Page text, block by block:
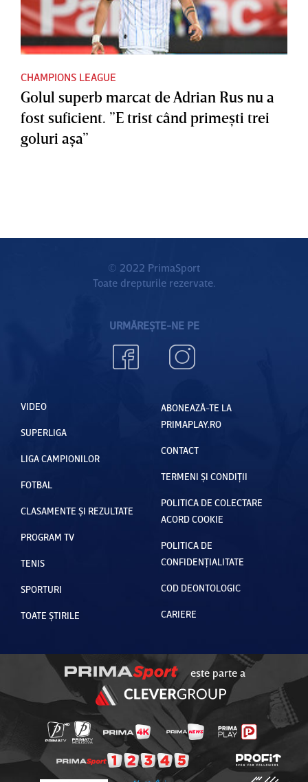
CHAMPIONS LEAGUE
Golul superb marcat de Adrian Rus nu a
fost suficient. ”E trist când primeşti trei
goluri aşa”
© 2022 PrimaSport
Toate drepturile rezervate.
URMĂREȘTE-NE PE
VIDEO
SUPERLIGA
LIGA CAMPIONILOR
FOTBAL
CLASAMENTE ȘI REZULTATE
PROGRAM TV
TENIS
SPORTURI
TOATE ȘTIRILE
ABONEAZĂ-TE LA
PRIMAPLAY.RO
CONTACT
TERMENI ȘI CONDIȚII
POLITICA DE COLECTARE
ACORD COOKIE
POLITICA DE
CONFIDENȚIALITATE
COD DEONTOLOGIC
CARIERE
este parte a